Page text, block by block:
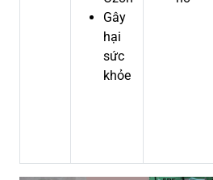
Gây
hại
sức
khỏe